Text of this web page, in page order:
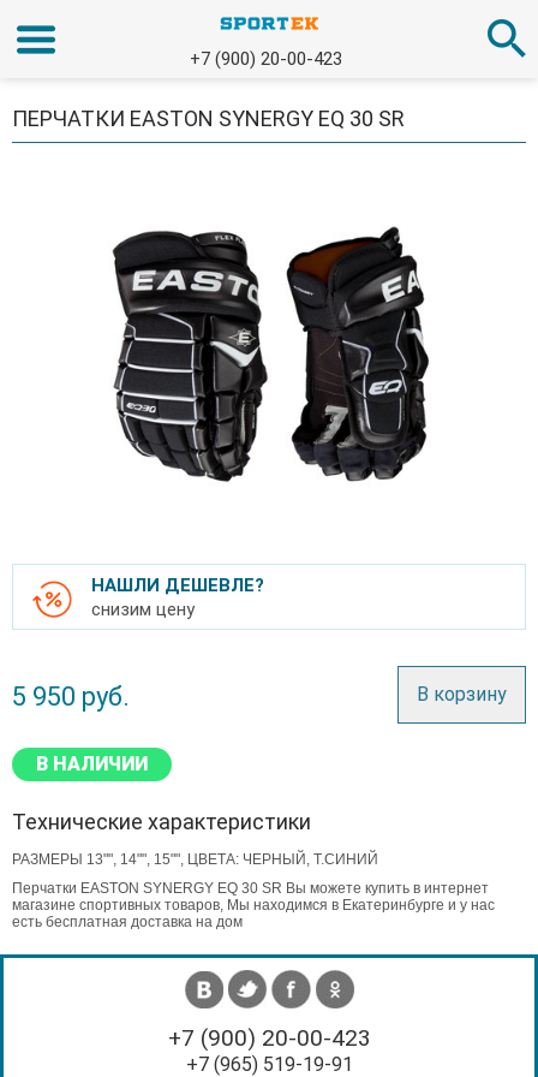
+7 (900) 20-00-423
ПЕРЧАТКИ EASTON SYNERGY EQ 30 SR
НАШЛИ ДЕШЕВЛЕ?
снизим цену
5 950 руб. В корзину
В НАЛИЧИИ
Технические характеристики
РАЗМЕРЫ 13"", 14"", 15"", ЦВЕТА: ЧЕРНЫЙ, Т.СИНИЙ
Перчатки EASTON SYNERGY EQ 30 SR Вы можете купить в интернет
магазине спортивных товаров, Мы находимся в Екатеринбурге и у нас
есть бесплатная доставка на дом
+7 (900) 20-00-423
+7 (965) 519-19-91